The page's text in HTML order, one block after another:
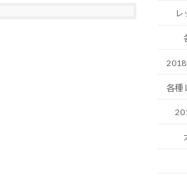
レ
各種